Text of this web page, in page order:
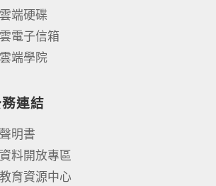
端硬碟
電子信箱
端學院
連結
明書
料開放專區
育資源中心